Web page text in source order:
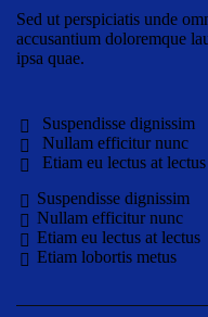
Sed ut perspiciatis unde
accusantium doloremque
ipsa quae.
Suspendisse dignissim
Nullam efficitur nunc
Etiam eu lectus at lectus
Suspendisse dignissim
Nullam efficitur nunc
Etiam eu lectus at lectus
Etiam lobortis metus